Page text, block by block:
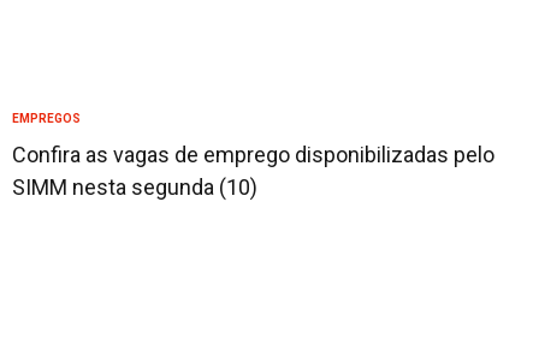
EMPREGOS
Confira as vagas de emprego disponibilizadas pelo
SIMM nesta segunda (10)